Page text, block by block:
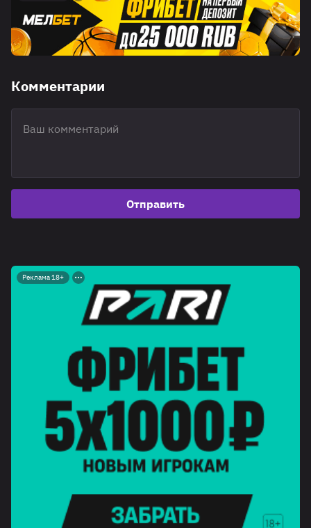
Комментарии
Отправить
Реклама 18+